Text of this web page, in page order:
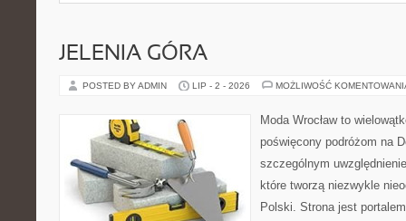
JELENIA GÓRA
POSTED BY ADMIN LIP - 2 - 2026 MOŻLIWOŚĆ
Moda Wrocław to
poświęcony podróżom na
szczególnym
które tworzą niezwykle
Polski. Strona jest